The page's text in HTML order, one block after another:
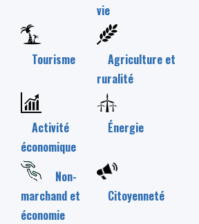
vie
Tourisme
Agriculture et
ruralité
Activité
économique
Énergie
Non-
marchand et
économie
Citoyenneté